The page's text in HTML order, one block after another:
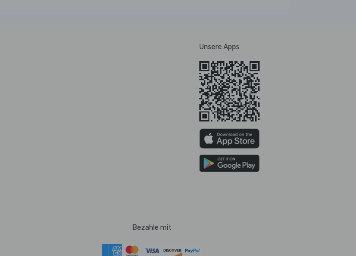
Unsere Apps
Bezahle mit